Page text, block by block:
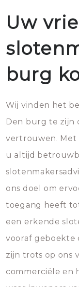
Uw
burg
Wij vinden het
Den burg te zijn
vertrouwen. Met
u altijd
ons doel om
toegang heeft
een erkende
vooraf geboekte
zijn trots op ons
commerciële en